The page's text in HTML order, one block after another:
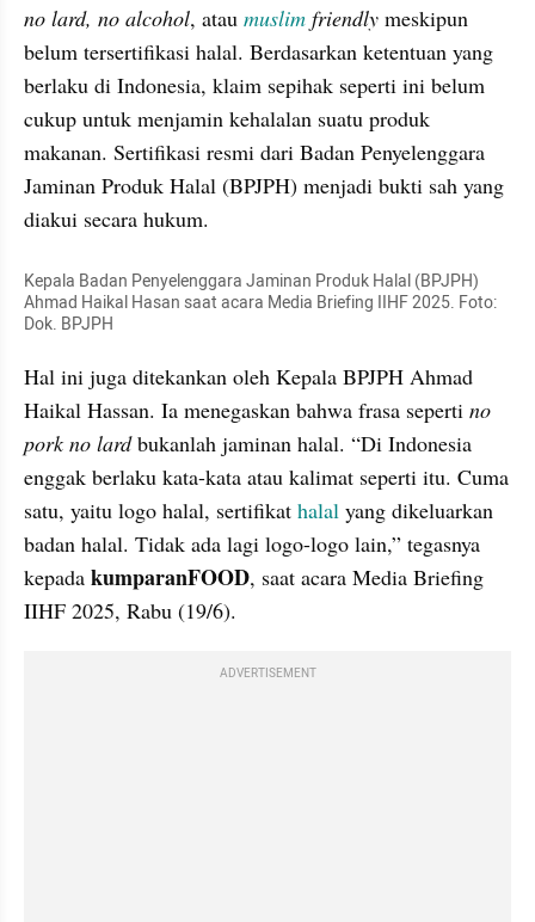
no lard, no alcohol, atau muslim friendly meskipun
belum tersertifikasi halal. Berdasarkan ketentuan yang
berlaku di Indonesia, klaim sepihak seperti ini belum
cukup untuk menjamin kehalalan suatu produk
makanan. Sertifikasi resmi dari Badan Penyelenggara
Jaminan Produk Halal (BPJPH) menjadi bukti sah yang
diakui secara hukum.
Kepala Badan Penyelenggara Jaminan Produk Halal (BPJPH)
Ahmad Haikal Hasan saat acara Media Briefing IIHF 2025. Foto:
Dok. BPJPH
Hal ini juga ditekankan oleh Kepala BPJPH Ahmad
Haikal Hassan. Ia menegaskan bahwa frasa seperti no
pork no lard bukanlah jaminan halal. “Di Indonesia
enggak berlaku kata-kata atau kalimat seperti itu. Cuma
satu, yaitu logo halal, sertifikat halal yang dikeluarkan
badan halal. Tidak ada lagi logo-logo lain,” tegasnya
kepada kumparanFOOD, saat acara Media Briefing
IIHF 2025, Rabu (19/6).
ADVERTISEMENT